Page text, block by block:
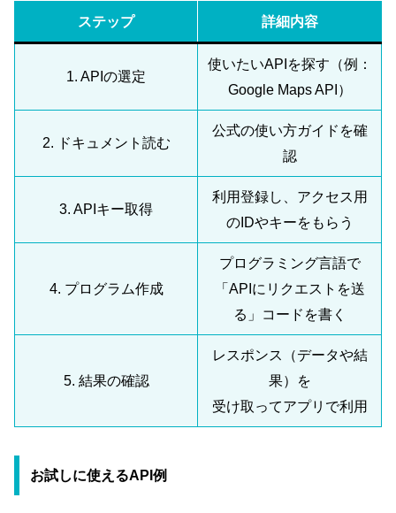
ステップ 詳細内容
1. APIの選定
使いたいAPIを探す（例：
Google Maps API）
2. ドキュメント読む
公式の使い方ガイドを確
認
3. APIキー取得
利用登録し、アクセス用
のIDやキーをもらう
4. プログラム作成
プログラミング言語で
「APIにリクエストを送
る」コードを書く
5. 結果の確認
レスポンス（データや結
果）を
受け取ってアプリで利用
お試しに使えるAPI例